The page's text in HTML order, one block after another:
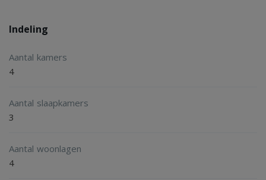
Indeling
Aantal kamers
4
Aantal slaapkamers
3
Aantal woonlagen
4